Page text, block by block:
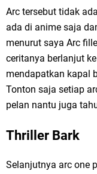
Arc tersebut tidak
ada di anime saja
menurut saya Arc
ceritanya berlanjut
mendapatkan kapal
Tonton saja setiap
pelan nantu juga
Thriller Bark
Selanjutnya arc one